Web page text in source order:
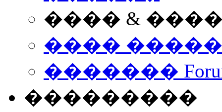
���� &
����
�������
���������